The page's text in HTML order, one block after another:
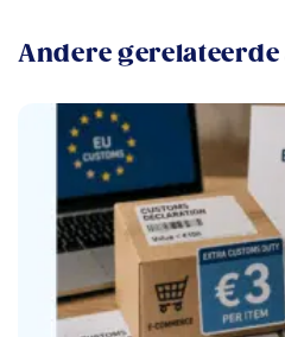
Andere